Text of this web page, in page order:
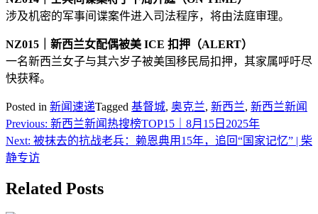
涉及机密的军事间谍案件进入司法程序，将由法庭审理。
NZ015｜新西兰女配偶被美 ICE 扣押（ALERT）
一名新西兰女子与其六岁子被美国移民局扣押，其家属呼吁尽
快获释。
Posted in 新闻速递Tagged 基督城, 奥克兰, 新西兰, 新西兰新闻
Post
navigation
Previous: 新西兰新闻热搜榜TOP15｜8月15日2025年
Next: 被抹去的抗战老兵：赖恩典用15年，追回“国家记忆” | 柴
静专访
Related Posts